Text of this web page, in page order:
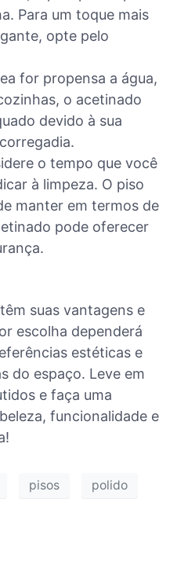
Para um toque mais
opte pelo
for propensa a água,
o acetinado
devido à sua
o tempo que você
à limpeza. O piso
manter em termos de
pode oferecer
suas vantagens e
escolha dependerá
estéticas e
do espaço. Leve em
e faça uma
funcionalidade e
pisos
polido